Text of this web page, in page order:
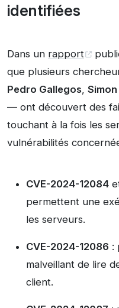
identifiées
Dans un rapport
que plusieurs
Pedro Gallegos,
— ont découvert des
touchant à la fois les
vulnérabilités
CVE-2024-12084
permettent une
les serveurs.
CVE-2024-12086 :
malveillant de lire
client.